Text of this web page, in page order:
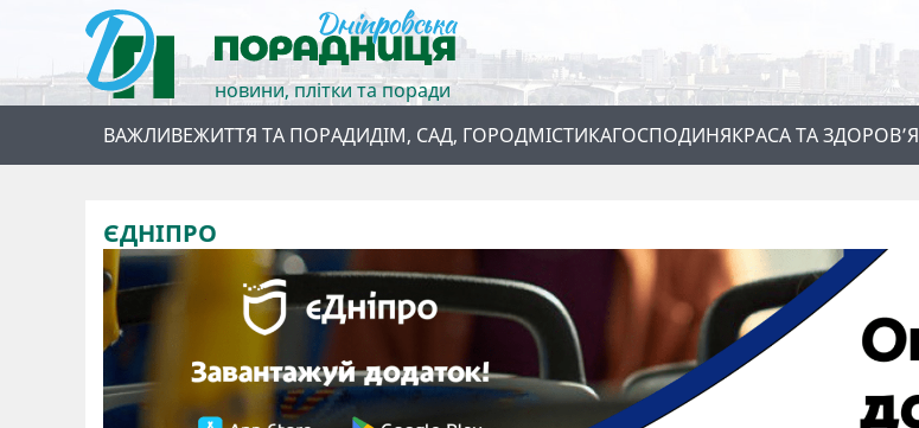
новини, плітки та поради
ВАЖЛИВЕЖИТТЯ ТА ПОРАДИДІМ, САД, ГОРОДМІСТИКАГОСПОДИНЯКРАСА ТА ЗДОРОВ’Я
ЄДНІПРО